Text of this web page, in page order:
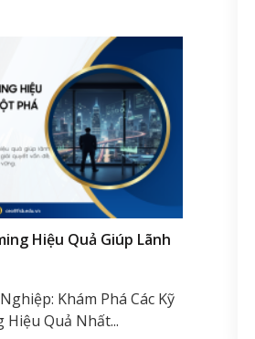
Hiệu Quả Giúp Lãnh
Khám Phá Các Kỹ
Quả Nhất...